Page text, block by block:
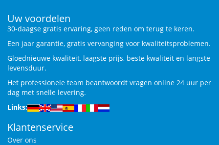
Uw voordelen
30-daagse gratis ervaring, geen reden om terug te keren.
Een jaar garantie, gratis vervanging voor kwaliteitsproblemen.
Gloednieuwe kwaliteit, laagste prijs, beste kwaliteit en langste
levensduur.
Het professionele team beantwoordt vragen online 24 uur per
dag met snelle levering.
Links:
Klantenservice
Over ons